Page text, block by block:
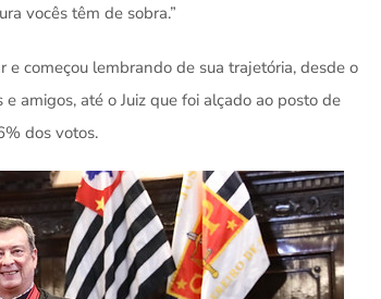
vocês têm de sobra.”
começou lembrando de sua trajetória, desde o
amigos, até o Juiz que foi alçado ao posto de
dos votos.